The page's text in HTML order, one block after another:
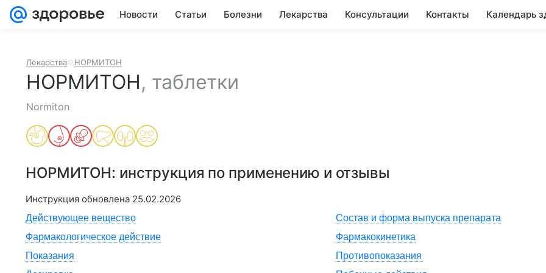
Новости Статьи Болезни Лекарства Консультации Контакты Календарь
Лекарства НОРМИТОН
НОРМИТОН, таблетки
Normiton
НОРМИТОН: инструкция по применению и отзывы
Инструкция обновлена 25.02.2026
Действующее вещество
Состав и форма выпуска препарата
Фармакологическое действие
Фармакокинетика
Показания
Противопоказания